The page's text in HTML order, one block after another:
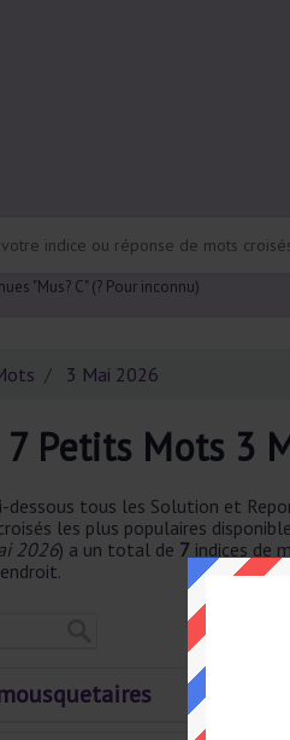
"Mus? C" (? Pour inconnu)
3 Mai 2026
Petits Mots 3
dessous tous les Solution et
les plus populaires
2026) a un total de 7 indices de